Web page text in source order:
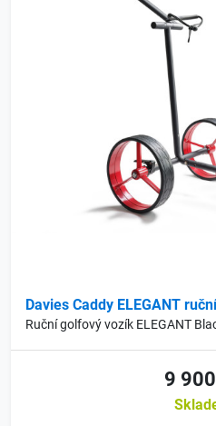
Davies Caddy ELEGANT
Ruční golfový vozík ELEGANT
9